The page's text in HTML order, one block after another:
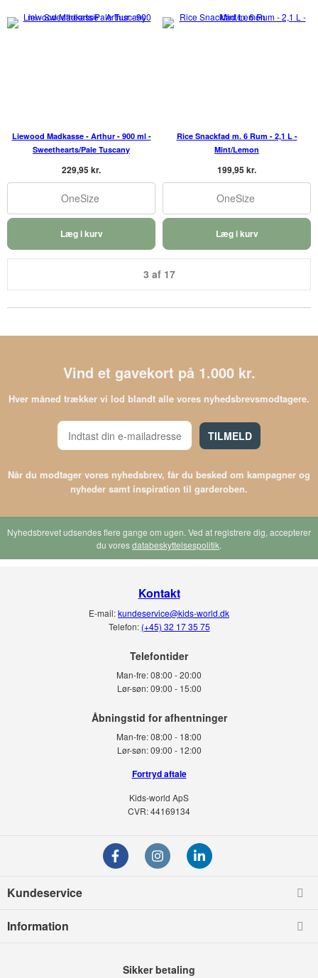
Liewood Madkasse - Arthur - 900 ml -
Sweethearts/Pale Tuscany
229,95 kr.
OneSize
Læg i kurv
Rice Snackfad m. 6 Rum - 2,1 L -
Mint/Lemon
199,95 kr.
OneSize
Læg i kurv
3 af 17
Vind et gavekort på 1.000 kr.
Hver måned trækker vi lod blandt alle vores nyhedsbrevsmodtagere.
TILMELD
Når du modtager vores nyhedsbrev, får du besked om kampagner og
nyheder samt inspiration til garderoben.
Nyhedsbrevet udsendes flere gange om ugen. Ved at registrere dig, accepterer
du voresdatabeskyttelsespolitik.
Kontakt
E-mail:kundeservice@kids-world.dk
Telefon: (+45) 32 17 35 75
Telefontider
Man-fre:08:00 - 20:00
Lør-søn: 09:00 - 15:00
Man-fre:08:00 - 18:00
Lør-søn:09:00 - 12:00
Fortryd aftale
Kids-world ApS
CVR: 44169134
Kundeservice
Information
Sikker betaling